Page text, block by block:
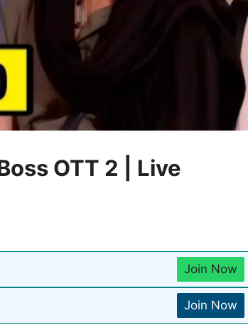
OTT 2 | Live
Join Now
Join Now